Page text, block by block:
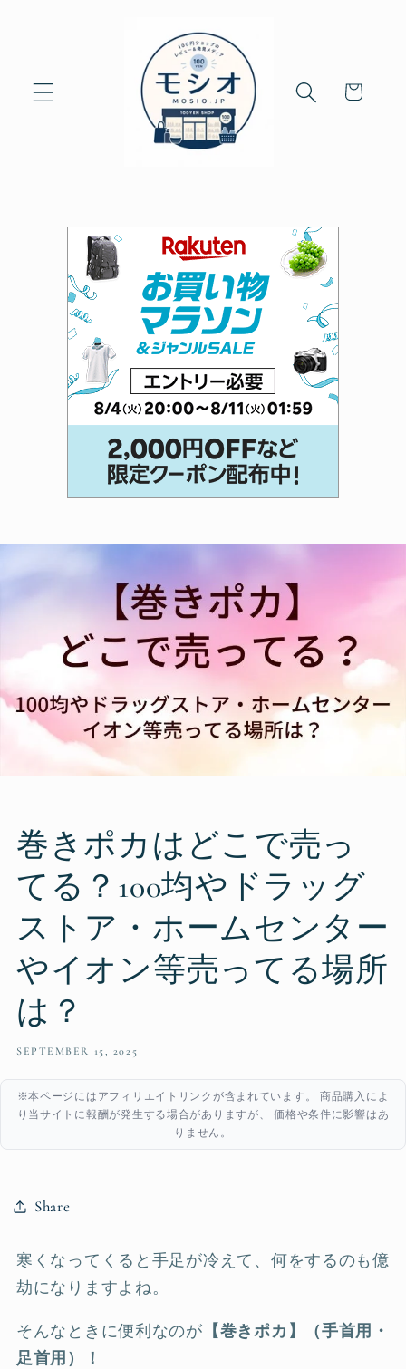
Cart
巻きポカはどこで売っ
てる？100均やドラッグ
ストア・ホームセンター
やイオン等売ってる場所
は？
SEPTEMBER 15, 2025
※本ページにはアフィリエイトリンクが含まれています。 商品購入によ
り当サイトに報酬が発生する場合がありますが、 価格や条件に影響はあ
りません。
Share
寒くなってくると手足が冷えて、何をするのも億
劫になりますよね。
そんなときに便利なのが 【巻きポカ】（手首用・
足首用）！